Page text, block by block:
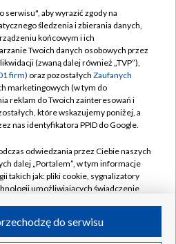
TVP
TVP
prywatności
zgody
Pomoc
Kontakt
Kanały
serwisu", aby wyrazić zgody na
śledzenia i zbierania danych,
końcowym i ich
Twoich danych osobowych przez
(zwaną dalej również „TVP”),
firm) oraz pozostałych Zaufanych
marketingowych (w tym do
reklam do Twoich zainteresowań i
które wskazujemy poniżej, a
nas identyfikatora PPID do Google.
odwiedzania przez Ciebie naszych
dalej „Portalem”, w tym informacje
takich jak: pliki cookie, sygnalizatory
umożliwiających świadczenie
do serwisu